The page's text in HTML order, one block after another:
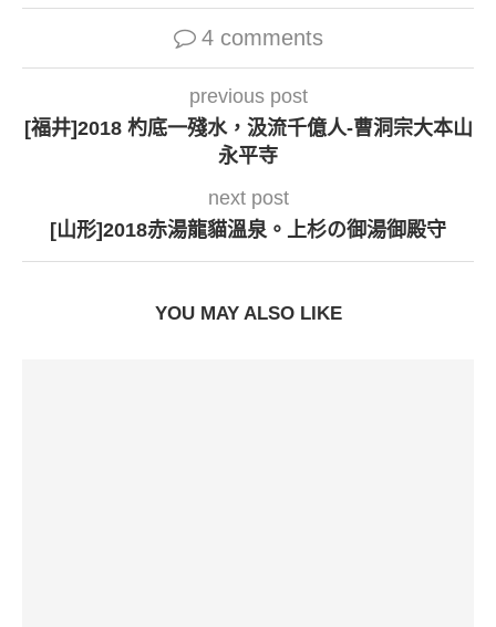
4 comments
previous post
[福井]2018 杓底一殘水，汲流千億人-曹洞宗大本山
永平寺
next post
[山形]2018赤湯龍貓溫泉。上杉の御湯御殿守
YOU MAY ALSO LIKE